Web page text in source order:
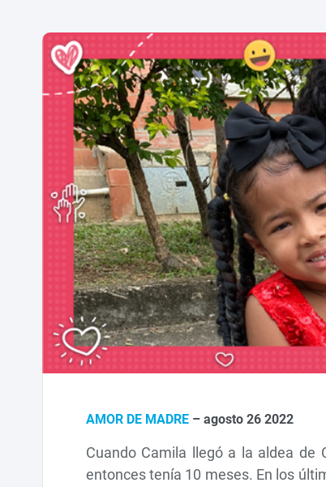
AMOR DE MADRE – agosto 26 2022
Cuando Camila llegó a la aldea de
entonces tenía 10 meses. En los
Abriendo las alas
A lo largo de la vida construimos
nuestra identidad y estamos en la
constante búsqueda de aquello que
nos permita abrir nuestras alas y
encontrar nuestro propio brillo; el
verdadero propósito de nuestra
existencia. Conoce la historia de
una familia que le permite ser quien
cumplir los sueños de su corazón.